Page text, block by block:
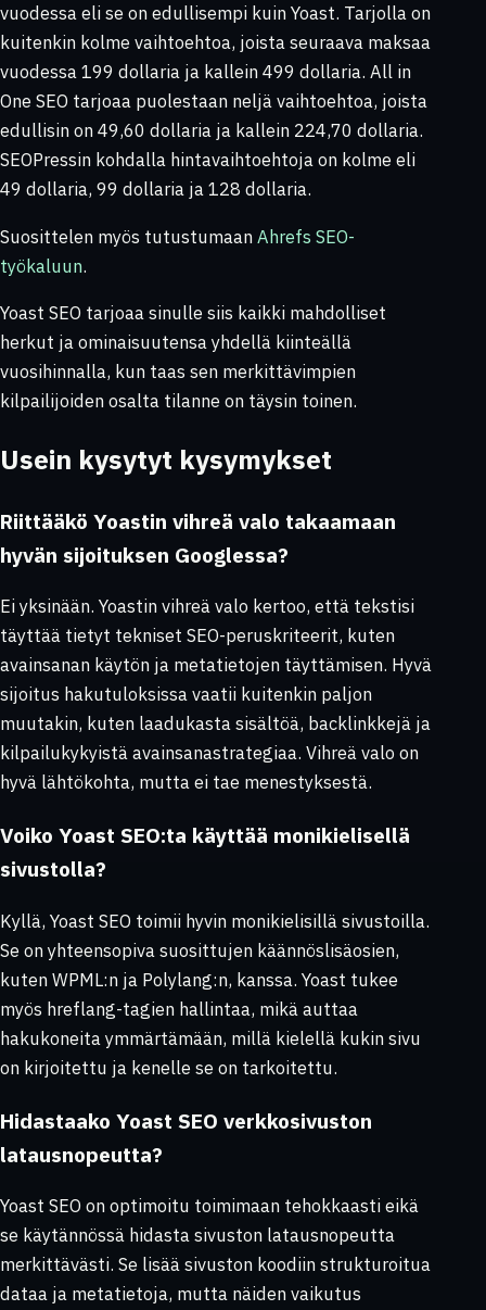
vuodessa eli se on edullisempi kuin Yoast. Tarjolla on
kuitenkin kolme vaihtoehtoa, joista seuraava maksaa
vuodessa 199 dollaria ja kallein 499 dollaria. All in
One SEO tarjoaa puolestaan neljä vaihtoehtoa, joista
edullisin on 49,60 dollaria ja kallein 224,70 dollaria.
SEOPressin kohdalla hintavaihtoehtoja on kolme eli
49 dollaria, 99 dollaria ja 128 dollaria.
Suosittelen myös tutustumaanAhrefs SEO-
työkaluun.
Yoast SEO tarjoaa sinulle siis kaikki mahdolliset
herkut ja ominaisuutensa yhdellä kiinteällä
vuosihinnalla, kun taas sen merkittävimpien
kilpailijoiden osalta tilanne on täysin toinen.
Usein kysytyt kysymykset
Riittääkö Yoastin vihreä valo takaamaan
hyvän sijoituksen Googlessa?
Ei yksinään. Yoastin vihreä valo kertoo, että tekstisi
täyttää tietyt tekniset SEO-peruskriteerit, kuten
avainsanan käytön ja metatietojen täyttämisen. Hyvä
sijoitus hakutuloksissa vaatii kuitenkin paljon
muutakin, kuten laadukasta sisältöä, backlinkkejä ja
kilpailukykyistä avainsanastrategiaa. Vihreä valo on
hyvä lähtökohta, mutta ei tae menestyksestä.
Voiko Yoast SEO:ta käyttää monikielisellä
sivustolla?
Kyllä, Yoast SEO toimii hyvin monikielisillä sivustoilla.
Se on yhteensopiva suosittujen käännöslisäosien,
kuten WPML:n ja Polylang:n, kanssa. Yoast tukee
myös hreflang-tagien hallintaa, mikä auttaa
hakukoneita ymmärtämään, millä kielellä kukin sivu
on kirjoitettu ja kenelle se on tarkoitettu.
Hidastaako Yoast SEO verkkosivuston
latausnopeutta?
Yoast SEO on optimoitu toimimaan tehokkaasti eikä
se käytännössä hidasta sivuston latausnopeutta
merkittävästi. Se lisää sivuston koodiin strukturoitua
dataa ja metatietoja, mutta näiden vaikutus